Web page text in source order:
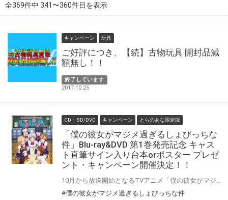
全369件中 341〜360件目を表示
キャンペーン 玩具
ご好評につき、【続】古物玩具 開封品減
額無し！！
終了しています
2017.10.25
CD・BD/DVD キャンペーン とらのあな限定版
「僕の彼女がマジメ過ぎるしょびっちな
件」Blu-ray&DVD 第1巻発売記念 キャス
ト直筆サイン入り台本orポスター プレゼ
ント・キャンペーン開催決定！！
#僕の彼女がマジメ過ぎるしょびっちな件